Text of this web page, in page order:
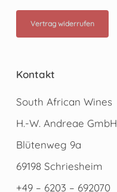
Vertrag widerrufen
Kontakt
South African Wines
H.-W. Andreae GmbH
Blütenweg 9a
69198 Schriesheim
+49 – 6203 – 692070